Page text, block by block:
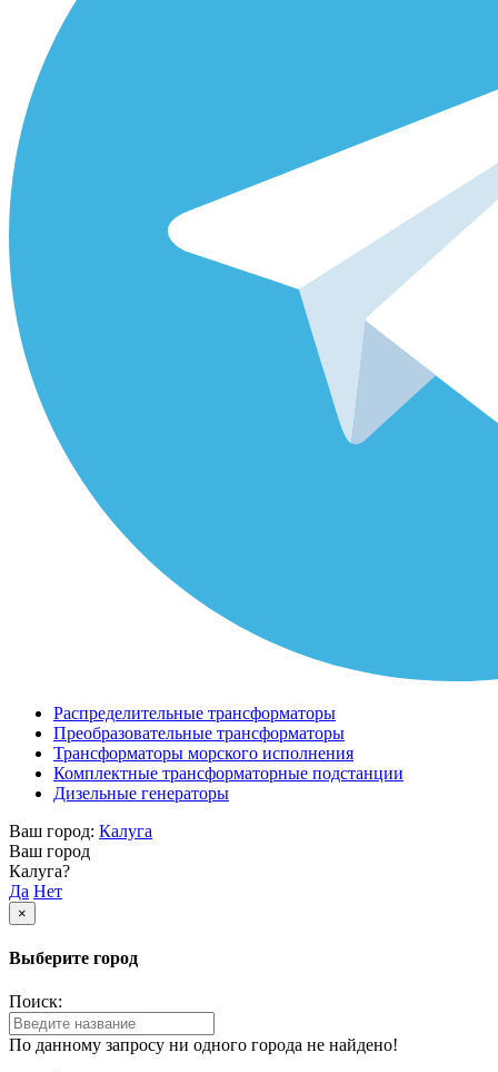
Распределительные трансформаторы
Преобразовательные трансформаторы
Трансформаторы морского исполнения
Комплектные трансформаторные подстанции
Дизельные генераторы
Ваш город: Калуга
Ваш город
Калуга?
Да Нет
×
Выберите город
Поиск:
По данному запросу ни одного города не найдено!